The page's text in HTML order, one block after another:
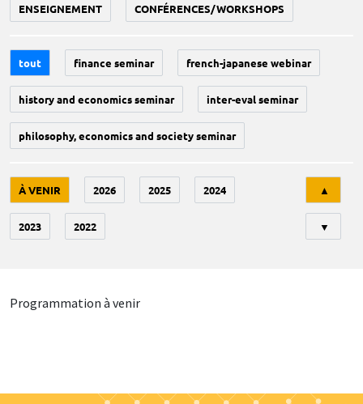
ENSEIGNEMENT CONFÉRENCES/WORKSHOPS
tout finance seminar french-japanese webinar
history and economics seminar inter-eval seminar
philosophy, economics and society seminar
À VENIR 2026 2025 2024
2023 2022
▲
▼
Programmation à venir